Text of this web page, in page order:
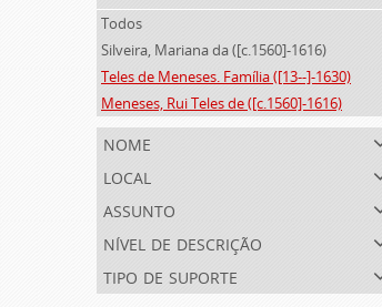
Todos
Silveira, Mariana da ([c.1560]-1616)
Teles de Meneses. Família ([13--]-1630)
Meneses, Rui Teles de ([c.1560]-1616)
nome
local
assunto
nível de descrição
tipo de suporte